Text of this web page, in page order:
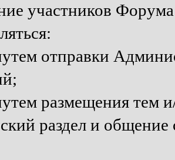
участников
отправки
размещения тем
раздел и